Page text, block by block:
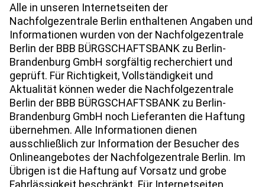
Alle in unseren Internetseiten der
Nachfolgezentrale Berlin enthaltenen Angaben und
Informationen wurden von der Nachfolgezentrale
Berlin der BBB BÜRGSCHAFTSBANK zu Berlin-
Brandenburg GmbH sorgfältig recherchiert und
geprüft. Für Richtigkeit, Vollständigkeit und
Aktualität können weder die Nachfolgezentrale
Berlin der BBB BÜRGSCHAFTSBANK zu Berlin-
Brandenburg GmbH noch Lieferanten die Haftung
übernehmen. Alle Informationen dienen
ausschließlich zur Information der Besucher des
Onlineangebotes der Nachfolgezentrale Berlin. Im
Übrigen ist die Haftung auf Vorsatz und grobe
Fahrlässigkeit beschränkt. Für Internetseiten